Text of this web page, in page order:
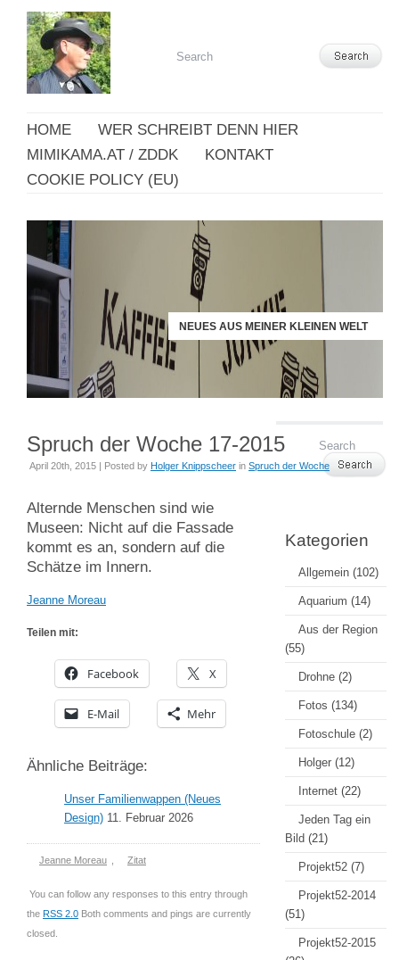
HOME
WER SCHREIBT DENN HIER
MIMIKAMA.AT / ZDDK
KONTAKT
COOKIE POLICY (EU)
NEUES AUS MEINER KLEINEN WELT
Spruch der Woche 17-2015
April 20th, 2015 | Posted by Holger Knippscheer in Spruch der Woche
Alternde Menschen sind wie
Museen: Nicht auf die Fassade
kommt es an, sondern auf die
Schätze im Innern.
Jeanne Moreau
Teilen mit:
Facebook X
E-Mail Mehr
Ähnliche Beiträge:
Unser Familienwappen (Neues
Design) 11. Februar 2026
Jeanne Moreau Zitat
You can follow any responses to this entry through
the RSS 2.0 Both comments and pings are currently
closed.
Kategorien
Allgemein (102)
Aquarium (14)
Aus der Region
(55)
Drohne (2)
Fotos (134)
Fotoschule (2)
Holger (12)
Internet (22)
Jeden Tag ein
Bild (21)
Projekt52 (7)
Projekt52-2014
(51)
Projekt52-2015